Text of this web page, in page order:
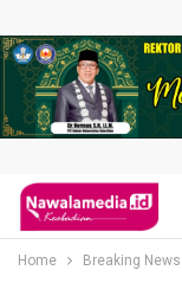
Home Breaking News